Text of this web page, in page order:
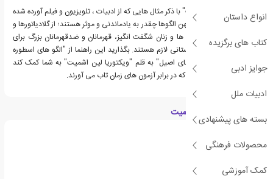
انواع داستان
کتاب های برگزیده
جوایز ادبی
ادبیات ملل
بسته های پیشنهادی
محصولات فرهنگی
کمک آموزشی
"45 کهن الگوی شخصیت" با ذکر مثال هایی که از ادبیات ، تلویزیون و فیلم آورده شده
، نشان می دهد که این کهن الگوها چقدر به یادماندنی و موثر هستند؛ از گلادیاتورها و
پادشاهان گرفته تا آمازون ها و زنان شگفت انگیز، قهرمانان و ضدقهرمانان بزرگ برای
حیات بخشیدن به هر داستانی لازم هستند. بگذارید این راهنما از "الگو های اسطوره
ای برای خلق شخصیت های اصیل" به قلم "ویکتوریا لین اشمیت" به شما کمک کند
شخصیت هایی را بسازید که در برابر آزمون های زمان تاب می آورند.
درباره ویکتوریا لین اشمیت